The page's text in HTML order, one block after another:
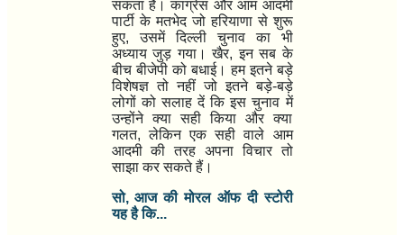
सकता है। कांग्रेस और आम आदमी
पार्टी के मतभेद जो हरियाणा से शुरू
हुए,उसमें दिल्ली चुनाव का भी
अध्याय जुड़ गया। खैर,इन सब के
बीच बीजेपी को बधाई। हम इतने बड़े
विशेषज्ञ तो नहीं जो इतने बड़े-बड़े
लोगों को सलाह दें कि इस चुनाव में
उन्होंने क्या सही किया और क्या
गलत,लेकिन एक सही वाले आम
आदमी की तरह अपना विचार तो
साझा कर सकते हैं।
सो,आज की मोरल ऑफ दी स्टोरी
यह है कि...